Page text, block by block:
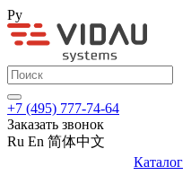
Ру
+7 (495) 777-74-64
Заказать звонок
Ru En 简体中文
Каталог